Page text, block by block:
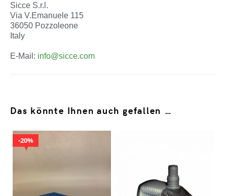
Sicce S.r.l.
Via V.Emanuele 115
36050 Pozzoleone
Italy
E-Mail: info@sicce.com
Das könnte Ihnen auch gefallen …
20%